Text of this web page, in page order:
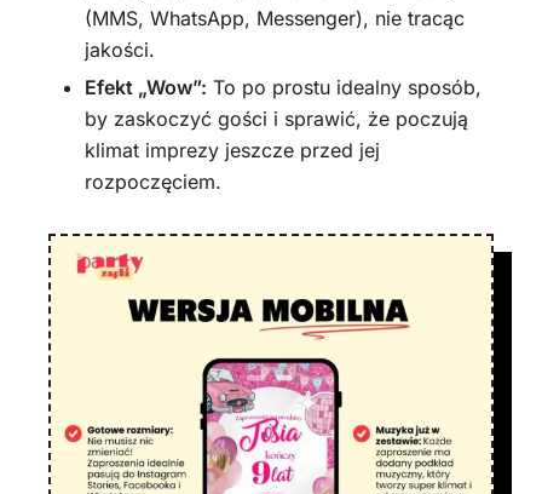
(MMS, WhatsApp, Messenger), nie tracąc
jakości.
Efekt „Wow”: To po prostu idealny sposób,
by zaskoczyć gości i sprawić, że poczują
klimat imprezy jeszcze przed jej
rozpoczęciem.